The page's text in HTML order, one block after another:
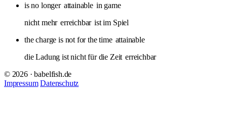
is no longer attainable in game
nicht mehr erreichbar ist im Spiel
the charge is not for the time attainable
die Ladung ist nicht für die Zeit erreichbar
© 2026 · babelfish.de
Impressum Datenschutz